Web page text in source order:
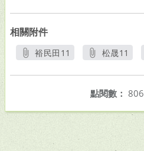
相關附件
裕民田11
松晟11
點閱數： 806